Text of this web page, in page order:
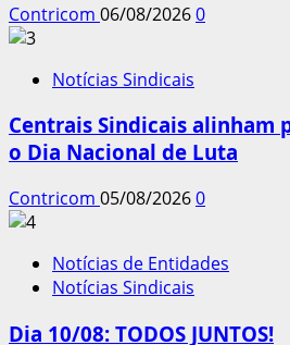
Contricom 06/08/20260
Notícias Sindicais
Centrais Sindicais alinham
o Dia Nacional de Luta
Contricom 05/08/20260
Notícias de Entidades
Notícias Sindicais
Dia 10/08: TODOS JUNTOS!